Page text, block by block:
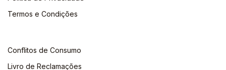
Termos e Condições
Conflitos de Consumo
Livro de Reclamações